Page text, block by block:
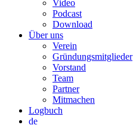
Video
Podcast
Download
Über uns
Verein
Gründungsmitglieder
Vorstand
Team
Partner
Mitmachen
Logbuch
de